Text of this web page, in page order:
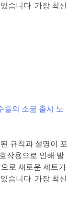
습니다. 가장 최신
들의 소굴 출시 노
규칙과 설명이 포
작용으로 인해 발
로 새로운 세트가
습니다. 가장 최신